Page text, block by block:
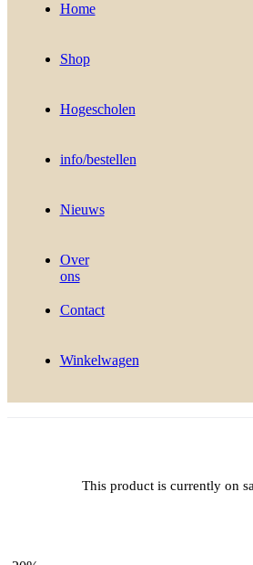
Home
Shop
Hogescholen
info/bestellen
Nieuws
Over
ons
Contact
Winkelwagen
This product is currently on